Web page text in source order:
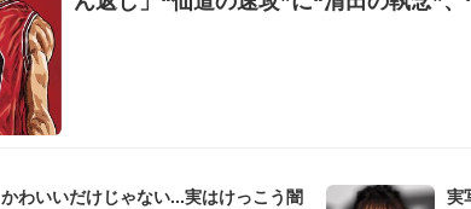
かわいいだけじゃない...実はけっこう闇
実